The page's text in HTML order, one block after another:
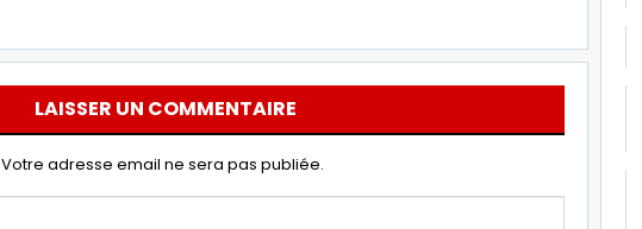
LAISSER UN COMMENTAIRE
Votre adresse email ne sera pas publiée.